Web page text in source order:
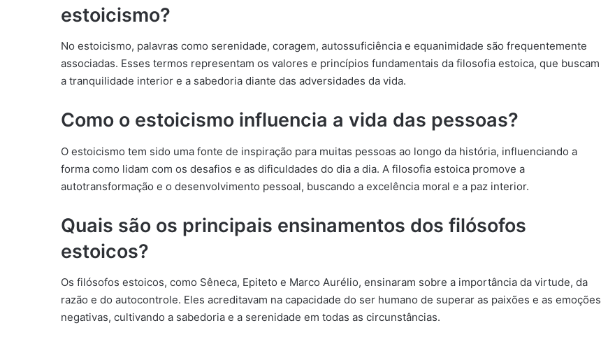
estoicismo?
No estoicismo, palavras como serenidade, coragem, autossuficiência e equanimidade são frequentemente
associadas. Esses termos representam os valores e princípios fundamentais da filosofia estoica, que buscam
a tranquilidade interior e a sabedoria diante das adversidades da vida.
Como o estoicismo influencia a vida das pessoas?
O estoicismo tem sido uma fonte de inspiração para muitas pessoas ao longo da história, influenciando a
forma como lidam com os desafios e as dificuldades do dia a dia. A filosofia estoica promove a
autotransformação e o desenvolvimento pessoal, buscando a excelência moral e a paz interior.
Quais são os principais ensinamentos dos filósofos
estoicos?
Os filósofos estoicos, como Sêneca, Epiteto e Marco Aurélio, ensinaram sobre a importância da virtude, da
razão e do autocontrole. Eles acreditavam na capacidade do ser humano de superar as paixões e as emoções
negativas, cultivando a sabedoria e a serenidade em todas as circunstâncias.